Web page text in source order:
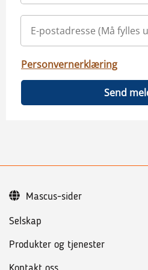
Personvernerklæring
Send
Selskap
Produkter og tjenester
Mascus-sider